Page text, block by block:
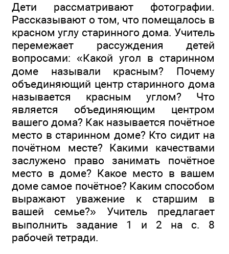
Дети рассматривают фотографии.
Рассказывают о том, что помещалось в
красном углу старинного дома. Учитель
перемежает рассуждения детей
вопросами: «Какой угол в старинном
доме называли красным? Почему
объединяющий центр старинного дома
называется красным углом? Что
является объединяющим центром
вашего дома? Как называется почётное
место в старинном доме? Кто сидит на
почётном месте? Какими качествами
заслужено право занимать почётное
место в доме? Какое место в вашем
доме самое почётное? Каким способом
выражают уважение к старшим в
вашей семье?» Учитель предлагает
выполнить задание 1 и 2 на с. 8
рабочей тетради.